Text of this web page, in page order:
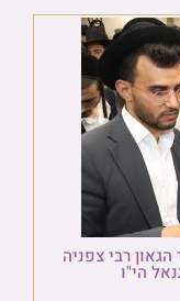
רבי צפניה
הי"ו